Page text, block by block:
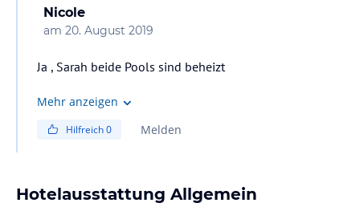
Nicole
am 20. August 2019
Ja , Sarah beide Pools sind beheizt
Mehr anzeigen
Hilfreich0 Melden
Hotelausstattung Allgemein